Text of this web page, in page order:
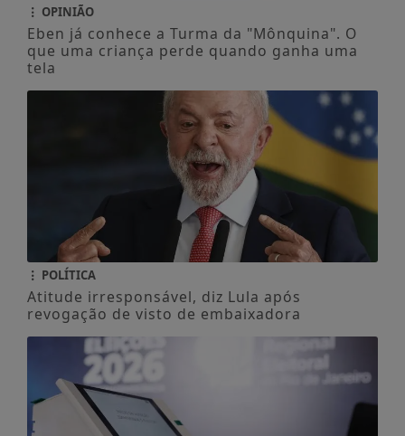
OPINIÃO
Eben já conhece a Turma da "Mônquina". O
que uma criança perde quando ganha uma
tela
POLÍTICA
Atitude irresponsável, diz Lula após
revogação de visto de embaixadora